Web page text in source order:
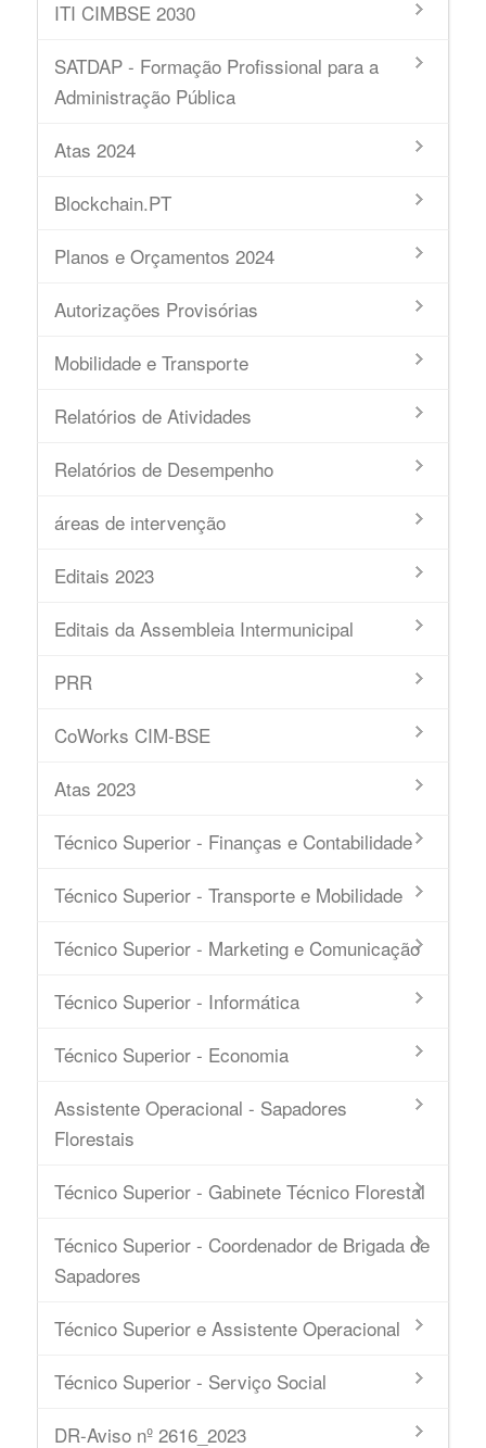
ITI CIMBSE 2030
SATDAP - Formação Profissional para a
Administração Pública
Atas 2024
Blockchain.PT
Planos e Orçamentos 2024
Autorizações Provisórias
Mobilidade e Transporte
Relatórios de Atividades
Relatórios de Desempenho
áreas de intervenção
Editais 2023
Editais da Assembleia Intermunicipal
PRR
CoWorks CIM-BSE
Atas 2023
Técnico Superior - Finanças e Contabilidade
Técnico Superior - Transporte e Mobilidade
Técnico Superior - Marketing e Comunicação
Técnico Superior - Informática
Técnico Superior - Economia
Assistente Operacional - Sapadores
Florestais
Técnico Superior - Gabinete Técnico Florestal
Técnico Superior - Coordenador de Brigada de
Sapadores
Técnico Superior e Assistente Operacional
Técnico Superior - Serviço Social
DR-Aviso nº 2616_2023